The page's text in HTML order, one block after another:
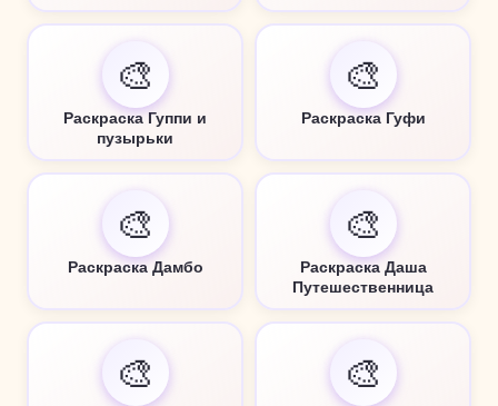
🎨
Раскраска Гуппи и
пузырьки
🎨
Раскраска Гуфи
🎨
Раскраска Дамбо
🎨
Раскраска Даша
Путешественница
🎨 🎨